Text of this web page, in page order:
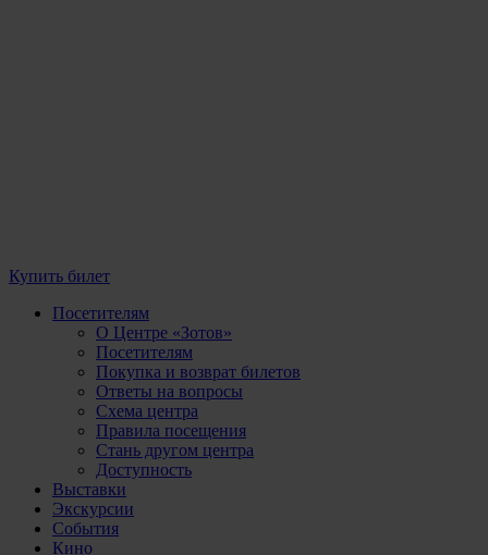
Купить билет
Посетителям
О Центре «Зотов»
Посетителям
Покупка и возврат билетов
Ответы на вопросы
Схема центра
Правила посещения
Стань другом центра
Доступность
Выставки
Экскурсии
События
Кино